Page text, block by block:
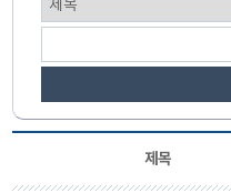
제목